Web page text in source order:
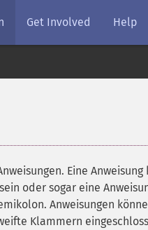
Get Involved Help
Eine
oder sogar eine
Anweisungen
Klammern